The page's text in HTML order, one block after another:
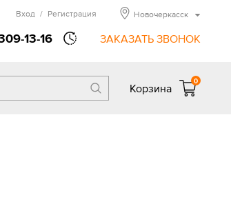
13-16 ЗАКАЗАТЬ ЗВОНОК
Вход / Регистрация Новочеркасск
Корзина
0